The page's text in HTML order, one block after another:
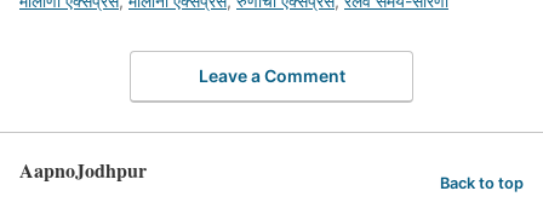
Leave a Comment
AapnoJodhpur Back to top